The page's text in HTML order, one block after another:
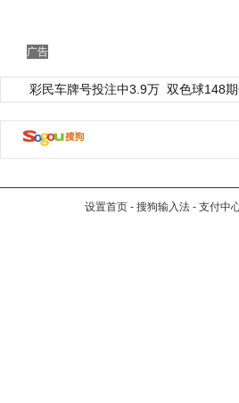
广告
彩民车牌号投注中3.9万 双色球148
设置首页 - 搜狗输入法 - 支付中